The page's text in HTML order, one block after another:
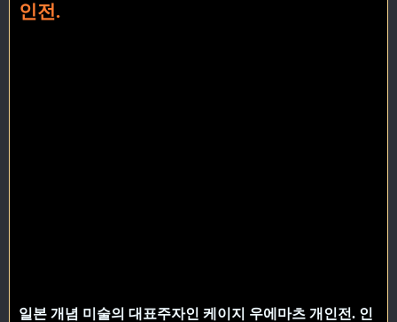
인전.
일본 개념 미술의 대표주자인 케이지 우에마츠 개인전. 인